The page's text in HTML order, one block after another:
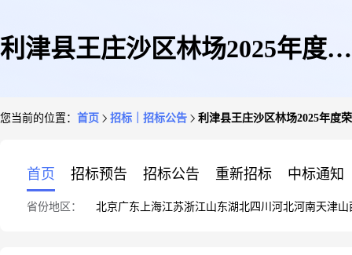
利津县王庄沙区林场2025年度荣
您当前的位置： 首页 招标｜招标公告 利津县王庄沙区林场2025年度
首页 招标预告 招标公告 重新招标 中标通知
省份地区： 北京广东 上海江苏浙江山东湖北四川 河北河南天津山